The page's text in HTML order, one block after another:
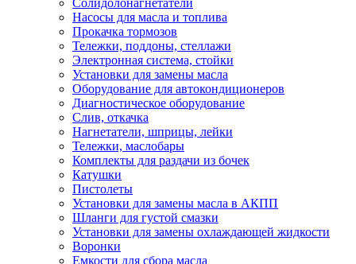
Солидолонагнетатели
Насосы для масла и топлива
Прокачка тормозов
Тележки, поддоны, стеллажи
Электронная система, стойки
Установки для замены масла
Оборудование для автокондиционеров
Диагностическое оборудование
Слив, откачка
Нагнетатели, шприцы, лейки
Тележки, маслобары
Комплекты для раздачи из бочек
Катушки
Пистолеты
Установки для замены масла в АКПП
Шланги для густой смазки
Установки для замены охлаждающей жидкости
Воронки
Емкости для сбора масла